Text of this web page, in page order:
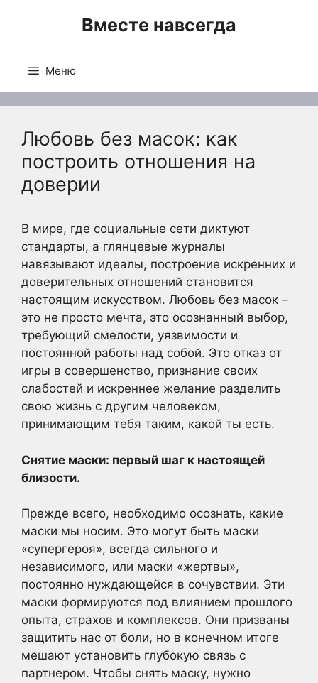
Вместе навсегда
Меню
Любовь без масок: как
построить отношения на
доверии
В мире, где социальные сети диктуют
стандарты, а глянцевые журналы
навязывают идеалы, построение искренних и
доверительных отношений становится
настоящим искусством. Любовь без масок –
это не просто мечта, это осознанный выбор,
требующий смелости, уязвимости и
постоянной работы над собой. Это отказ от
игры в совершенство, признание своих
слабостей и искреннее желание разделить
свою жизнь с другим человеком,
принимающим тебя таким, какой ты есть.
Снятие маски: первый шаг к настоящей
близости.
Прежде всего, необходимо осознать, какие
маски мы носим. Это могут быть маски
«супергероя», всегда сильного и
независимого, или маски «жертвы»,
постоянно нуждающейся в сочувствии. Эти
маски формируются под влиянием прошлого
опыта, страхов и комплексов. Они призваны
защитить нас от боли, но в конечном итоге
мешают установить глубокую связь с
партнером. Чтобы снять маску, нужно